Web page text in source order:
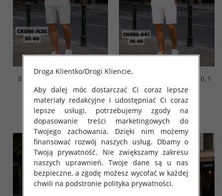
Spodenki męskie Roz 30-40, 1
Kolor Paczka 10 szt
44.00 zł
szczegóły
Spodenki męskie Roz 30-40, 1
Kolor Paczka 10 szt
44.00 zł
szczegóły
Droga Klientko/Drogi Kliencie,
Aby dalej móc dostarczać Ci coraz lepsze
materiały redakcyjne i udostępniać Ci coraz
lepsze usługi, potrzebujemy zgody na
dopasowanie treści marketingowych do
Twojego zachowania. Dzięki nim możemy
finansować rozwój naszych usług. Dbamy o
Twoją prywatność. Nie zwiększamy zakresu
naszych uprawnień. Twoje dane są u nas
bezpieczne, a zgodę możesz wycofać w każdej
chwili na podstronie polityka prywatności.